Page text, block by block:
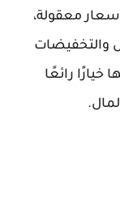
معقولة،
والتخفيضات
رائعًا